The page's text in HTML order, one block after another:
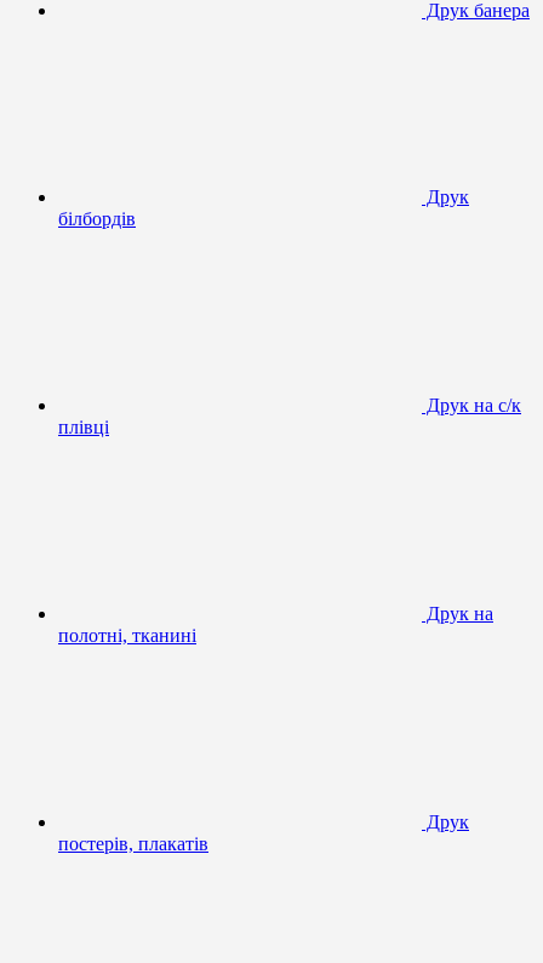
Друк банера
Друк
білбордів
Друк на с/к
плівці
Друк на
полотні, тканині
Друк
постерів, плакатів